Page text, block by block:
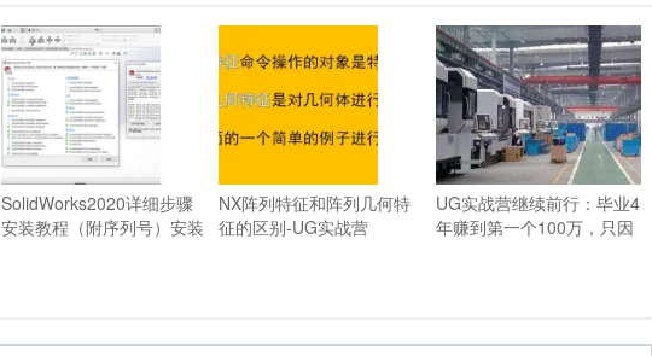
SolidWorks2020详细步骤
安装教程（附序列号）安装
NX阵列特征和阵列几何特
征的区别-UG实战营
UG实战营继续前行：毕业4
年赚到第一个100万，只因